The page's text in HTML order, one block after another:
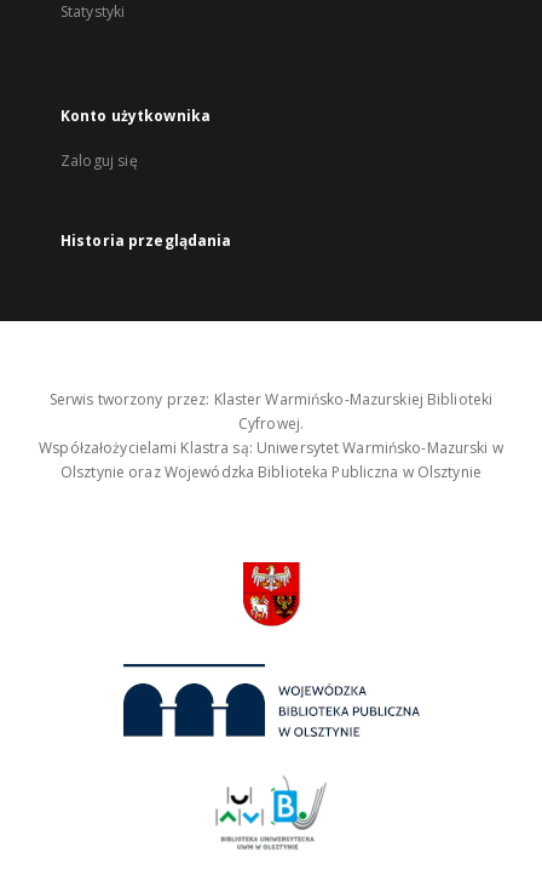
Statystyki
Konto użytkownika
Zaloguj się
Historia przeglądania
Serwis tworzony przez: Klaster Warmińsko-Mazurskiej Biblioteki
Cyfrowej.
Współzałożycielami Klastra są: Uniwersytet Warmińsko-Mazurski w
Olsztynie oraz Wojewódzka Biblioteka Publiczna w Olsztynie